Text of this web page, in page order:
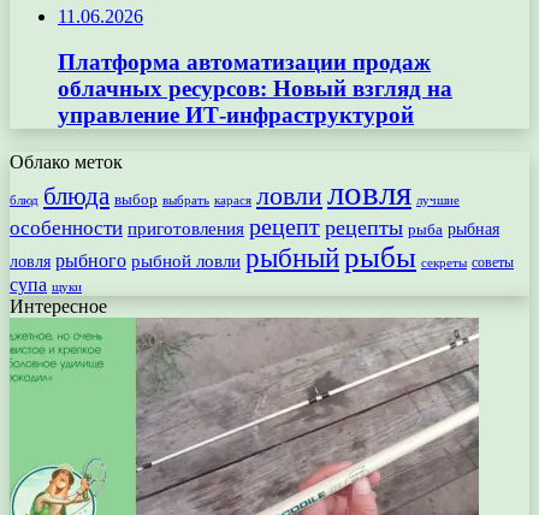
11.06.2026
Платформа автоматизации продаж
облачных ресурсов: Новый взгляд на
управление ИТ-инфраструктурой
Облако меток
блюд блюда выбор выбрать карася ловлиловля лучшие
особенности приготовления рецепт рецепты рыба рыбная
ловля рыбного рыбной ловли рыбныйрыбы секреты советы
супа щуки
Интересное